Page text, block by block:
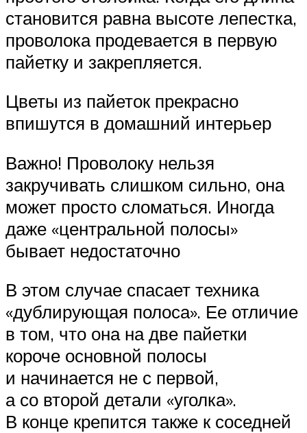
становится равна высоте лепестка,
проволока продевается в первую
пайетку и закрепляется.
Цветы из пайеток прекрасно
впишутся в домашний интерьер
Важно! Проволоку нельзя
закручивать слишком сильно, она
может просто сломаться. Иногда
даже «центральной полосы»
бывает недостаточно
В этом случае спасает техника
«дублирующая полоса». Ее отличие
в том, что она на две пайетки
короче основной полосы
и начинается не с первой,
а со второй детали «уголка».
В конце крепится также к соседней